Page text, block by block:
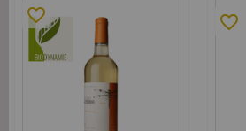
favorite_border favorite_border